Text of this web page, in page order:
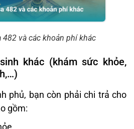
482 và các khoản phí khác
khác (khám sức khỏe,
phủ, bạn còn phải chi trả cho
gồm: